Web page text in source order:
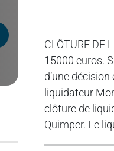
CLÔTURE DE
15000 euros.
d’une
liquidateur
clôture de
Quimper. Le